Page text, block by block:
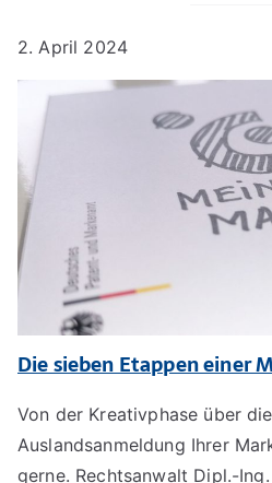
2. April 2024
Die sieben Etappen einer
Von der Kreativphase über
Auslandsanmeldung Ihrer
gerne. Rechtsanwalt Dipl.-